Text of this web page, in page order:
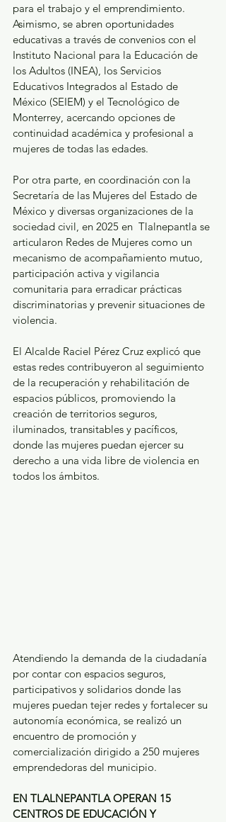
para el trabajo y el emprendimiento.
Asimismo, se abren oportunidades
educativas a través de convenios con el
Instituto Nacional para la Educación de
los Adultos (INEA), los Servicios
Educativos Integrados al Estado de
México (SEIEM) y el Tecnológico de
Monterrey, acercando opciones de
continuidad académica y profesional a
mujeres de todas las edades.
Por otra parte, en coordinación con la
Secretaría de las Mujeres del Estado de
México y diversas organizaciones de la
sociedad civil, en 2025 en  Tlalnepantla se
articularon Redes de Mujeres como un
mecanismo de acompañamiento mutuo,
participación activa y vigilancia
comunitaria para erradicar prácticas
discriminatorias y prevenir situaciones de
violencia.
El Alcalde Raciel Pérez Cruz explicó que
estas redes contribuyeron al seguimiento
de la recuperación y rehabilitación de
espacios públicos, promoviendo la
creación de territorios seguros,
iluminados, transitables y pacíficos,
donde las mujeres puedan ejercer su
derecho a una vida libre de violencia en
todos los ámbitos.
Atendiendo la demanda de la ciudadanía
por contar con espacios seguros,
participativos y solidarios donde las
mujeres puedan tejer redes y fortalecer su
autonomía económica, se realizó un
encuentro de promoción y
comercialización dirigido a 250 mujeres
emprendedoras del municipio.
EN TLALNEPANTLA OPERAN 15
CENTROS DE EDUCACIÓN Y